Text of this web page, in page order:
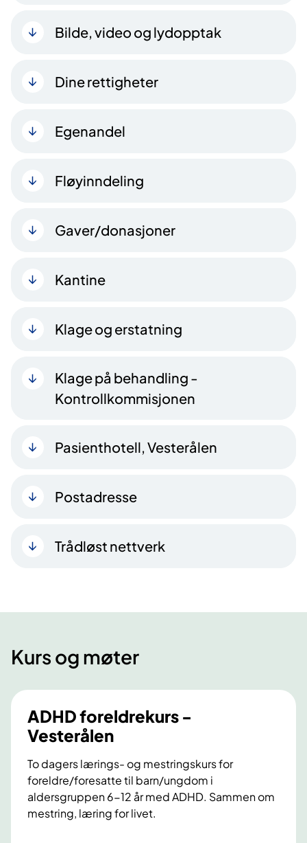
Bilde, video og lydopptak
Dine rettigheter
Egenandel
Fløyinndeling
Gaver/donasjoner
Kantine
Klage og erstatning
Klage på behandling -
Kontrollkommisjonen
Pasienthotell, Vesterålen
Postadresse
Trådløst nettverk
Kurs og møter
ADHD foreldrekurs -
Vesterålen
To dagers lærings- og mestringskurs for
foreldre/foresatte til barn/ungdom i
aldersgruppen 6-12 år med ADHD. Sammen om
mestring, læring for livet.